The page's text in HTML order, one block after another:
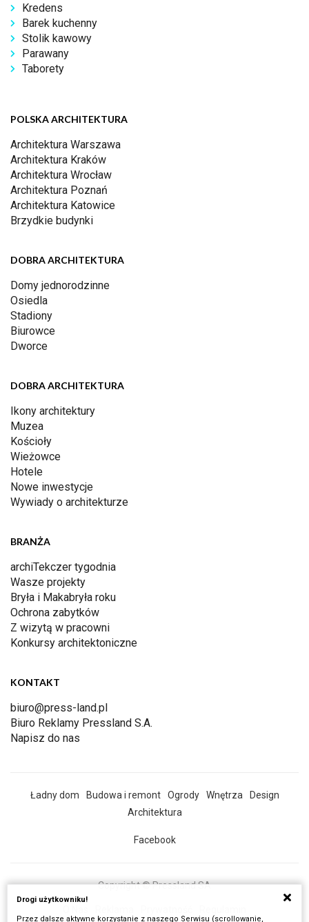
Kredens
Barek kuchenny
Stolik kawowy
Parawany
Taborety
POLSKA ARCHITEKTURA
Architektura Warszawa
Architektura Kraków
Architektura Wrocław
Architektura Poznań
Architektura Katowice
Brzydkie budynki
DOBRA ARCHITEKTURA
Domy jednorodzinne
Osiedla
Stadiony
Biurowce
Dworce
DOBRA ARCHITEKTURA
Ikony architektury
Muzea
Kościoły
Wieżowce
Hotele
Nowe inwestycje
Wywiady o architekturze
BRANŻA
archiTekczer tygodnia
Wasze projekty
Bryła i Makabryła roku
Ochrona zabytków
Z wizytą w pracowni
Konkursy architektoniczne
KONTAKT
biuro@press-land.pl
Biuro Reklamy Pressland S.A.
Napisz do nas
Ładny dom Budowa i remont Ogrody Wnętrza
Design
Architektura
Facebook
Copyright © Pressland SA
Drogi użytkowniku!
Przez dalsze aktywne korzystanie z naszego Serwisu (scrollowanie,